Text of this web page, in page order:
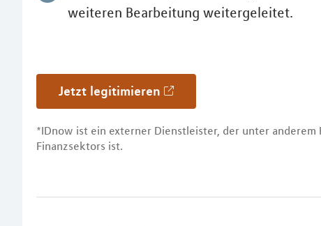
weiteren Bearbeitung weitergeleitet.
Jetzt legitimieren
*IDnow ist ein externer Dienstleister, der unter
Finanzsektors ist.